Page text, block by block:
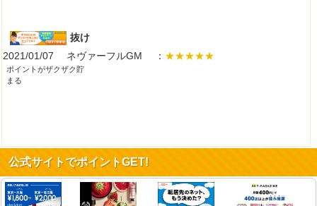
抜け
2021/01/07 ネヴァーフルGM ： ★★★★★
ポイントがザクザク貯
まる
よかった
2020/11/28 hiro0931g ：
毎回楽しみです。これからも訪れたいと思います。
公式サイトでポイントGET!